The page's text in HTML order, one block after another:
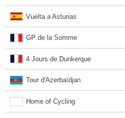
Vuelta a Asturias
GP de la Somme
4 Jours de Dunkerque
Tour d'Azerbaïdjan
Home of Cycling